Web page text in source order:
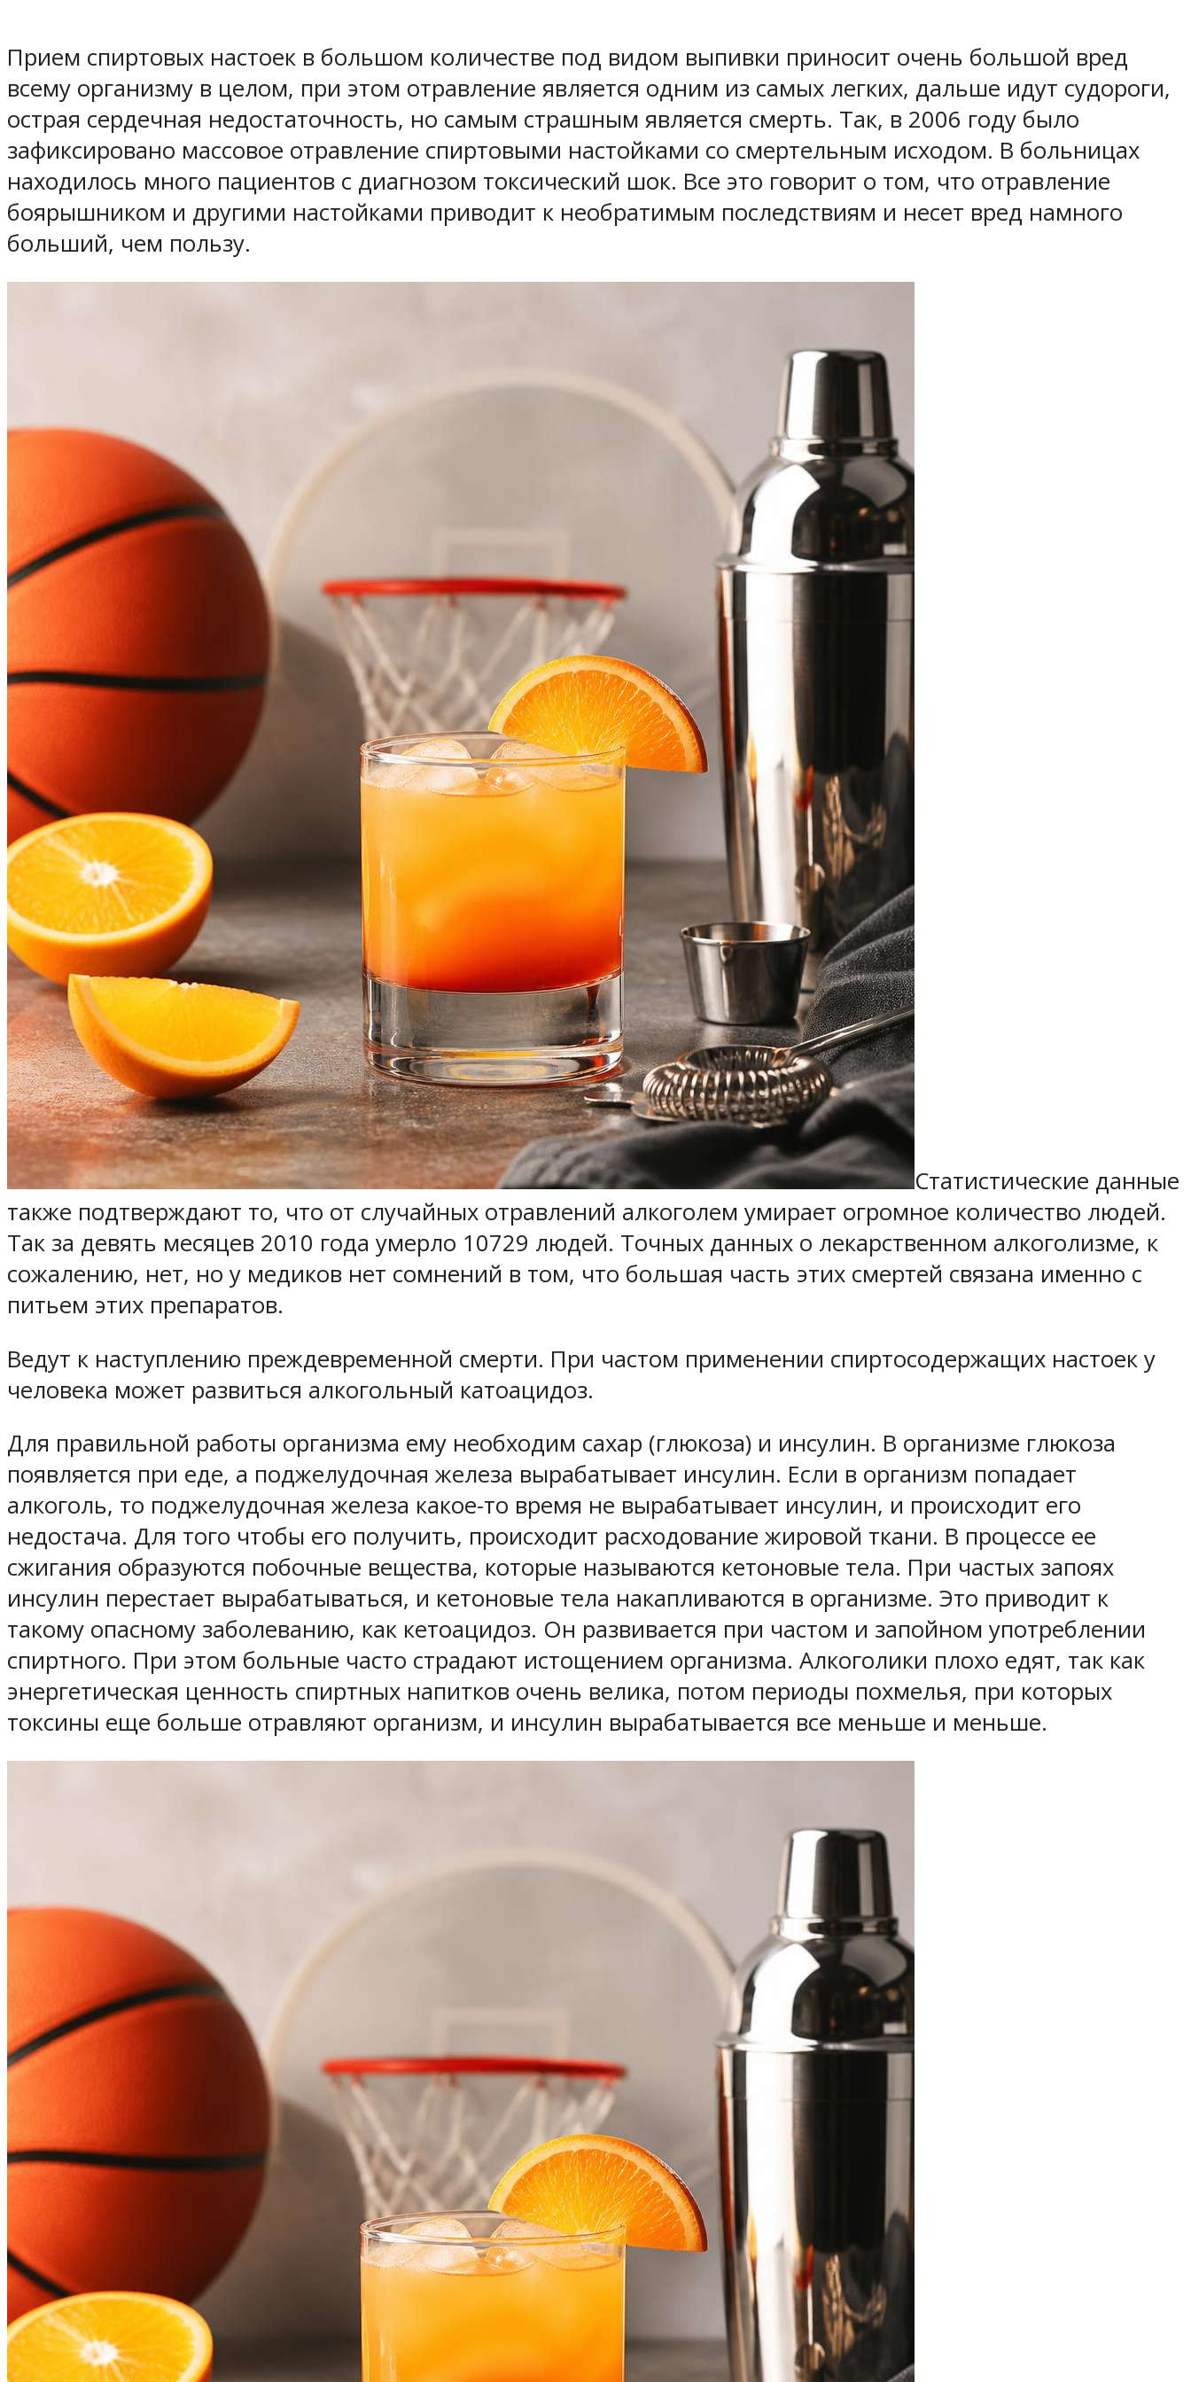
Прием спиртовых настоек в большом количестве под видом выпивки приносит очень большой вред
всему организму в целом, при этом отравление является одним из самых легких, дальше идут судороги,
острая сердечная недостаточность, но самым страшным является смерть. Так, в 2006 году было
зафиксировано массовое отравление спиртовыми настойками со смертельным исходом. В больницах
находилось много пациентов с диагнозом токсический шок. Все это говорит о том, что отравление
боярышником и другими настойками приводит к необратимым последствиям и несет вред намного
больший, чем пользу.
Статистические данные
также подтверждают то, что от случайных отравлений алкоголем умирает огромное количество людей.
Так за девять месяцев 2010 года умерло 10729 людей. Точных данных о лекарственном алкоголизме, к
сожалению, нет, но у медиков нет сомнений в том, что большая часть этих смертей связана именно с
питьем этих препаратов.
Ведут к наступлению преждевременной смерти. При частом применении спиртосодержащих настоек у
человека может развиться алкогольный катоацидоз.
Для правильной работы организма ему необходим сахар (глюкоза) и инсулин. В организме глюкоза
появляется при еде, а поджелудочная железа вырабатывает инсулин. Если в организм попадает
алкоголь, то поджелудочная железа какое-то время не вырабатывает инсулин, и происходит его
недостача. Для того чтобы его получить, происходит расходование жировой ткани. В процессе ее
сжигания образуются побочные вещества, которые называются кетоновые тела. При частых запоях
инсулин перестает вырабатываться, и кетоновые тела накапливаются в организме. Это приводит к
такому опасному заболеванию, как кетоацидоз. Он развивается при частом и запойном употреблении
спиртного. При этом больные часто страдают истощением организма. Алкоголики плохо едят, так как
энергетическая ценность спиртных напитков очень велика, потом периоды похмелья, при которых
токсины еще больше отравляют организм, и инсулин вырабатывается все меньше и меньше.